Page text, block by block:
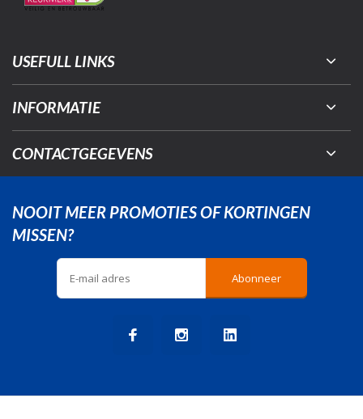
USEFULL LINKS
INFORMATIE
CONTACTGEGEVENS
NOOIT MEER PROMOTIES OF KORTINGEN
MISSEN?
Abonneer